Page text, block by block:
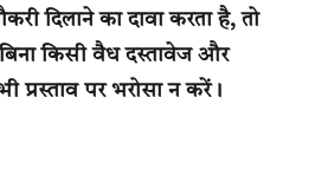
दिलाने का दावा करता है, तो
किसी वैध दस्तावेज और
प्रस्ताव पर भरोसा न करें।